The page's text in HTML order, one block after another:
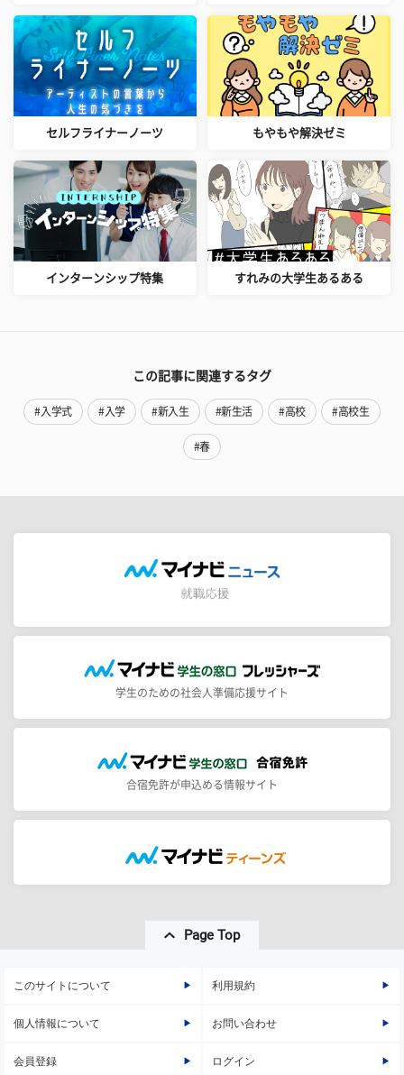
セルフライナーノーツ もやもや解決ゼミ
インターンシップ特集 すれみの大学生あるある
この記事に関連するタグ
#入学式 #入学 #新入生 #新生活 #高校 #高校生
#春
学生のための社会人準備応援サイト
合宿免許が申込める情報サイト
Page Top
このサイトについて 利用規約
個人情報について お問い合わせ
会員登録 ログイン